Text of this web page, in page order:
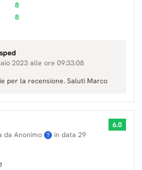
8
8
2023 alle ore 09:33:08
per la recensione. Saluti Marco
da Anonimo ? in data 29
6.0